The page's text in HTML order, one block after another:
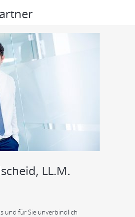
LL.M.
und für Sie unverbindlich